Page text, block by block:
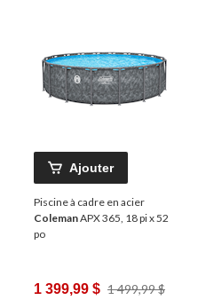
Ajouter
Piscine à cadre en acier
ColemanAPX 365, 18 pi x 52
po
1 399,99 $ 1 499,99 $Prix